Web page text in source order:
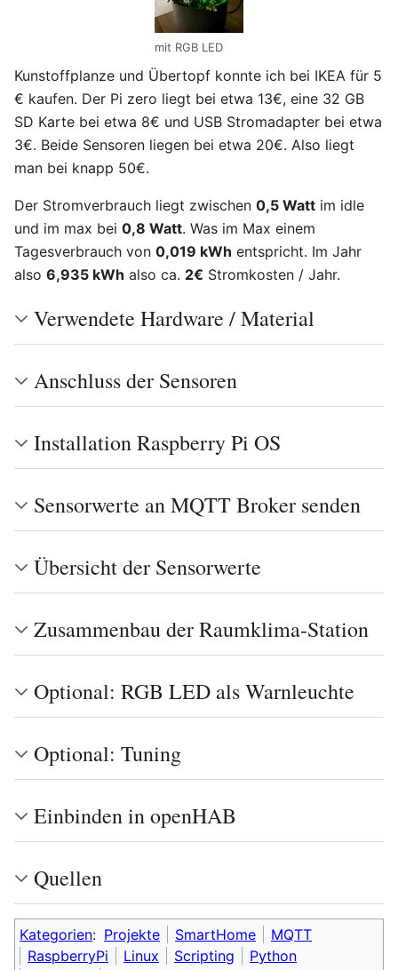
mit RGB LED
Kunstoffplanze und Übertopf konnte ich bei IKEA für 5
€ kaufen. Der Pi zero liegt bei etwa 13€, eine 32 GB
SD Karte bei etwa 8€ und USB Stromadapter bei etwa
3€. Beide Sensoren liegen bei etwa 20€. Also liegt
man bei knapp 50€.
Der Stromverbrauch liegt zwischen 0,5 Watt im idle
und im max bei 0,8 Watt. Was im Max einem
Tagesverbrauch von 0,019 kWh entspricht. Im Jahr
also 6,935 kWh also ca. 2€ Stromkosten / Jahr.
Verwendete Hardware / Material
Anschluss der Sensoren
Installation Raspberry Pi OS
Sensorwerte an MQTT Broker senden
Übersicht der Sensorwerte
Zusammenbau der Raumklima-Station
Optional: RGB LED als Warnleuchte
Optional: Tuning
Einbinden in openHAB
Quellen
Kategorien: Projekte SmartHome
MQTT
RaspberryPi
Linux Scripting
Python